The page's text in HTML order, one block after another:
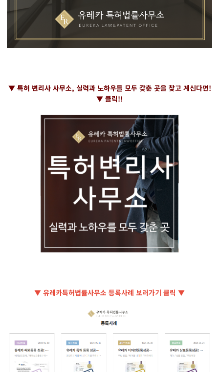
▼ 특허 변리사 사무소, 실력과 노하우를 모두 갖춘 곳을 찾고 계신다면!
▼ 클릭!!
▼ 유레카특허법률사무소 등록사례 보러가기 클릭 ▼